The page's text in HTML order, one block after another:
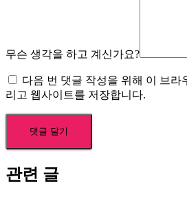
무슨 생각을 하고 계신가요?
다음 번 댓글 작성을 위해 이 브라
리고 웹사이트를 저장합니다.
관련 글